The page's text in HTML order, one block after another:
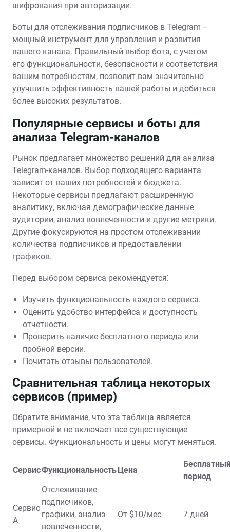
шифрования при авторизации.
Боты для отслеживания подписчиков в Telegram –
мощный инструмент для управления и развития
вашего канала. Правильный выбор бота, с учетом
его функциональности, безопасности и соответствия
вашим потребностям, позволит вам значительно
улучшить эффективность вашей работы и добиться
более высоких результатов.
Популярные сервисы и боты для
анализа Telegram-каналов
Рынок предлагает множество решений для анализа
Telegram-каналов. Выбор подходящего варианта
зависит от ваших потребностей и бюджета.
Некоторые сервисы предлагают расширенную
аналитику, включая демографические данные
аудитории, анализ вовлеченности и другие метрики.
Другие фокусируются на простом отслеживании
количества подписчиков и предоставлении
графиков.
Перед выбором сервиса рекомендуется⁚
Изучить функциональность каждого сервиса.
Оценить удобство интерфейса и доступность
отчетности.
Проверить наличие бесплатного периода или
пробной версии.
Почитать отзывы пользователей.
Сравнительная таблица некоторых
сервисов (пример)
Обратите внимание, что эта таблица является
примерной и не включает все существующие
сервисы. Функциональность и цены могут меняться.
СервисФункциональностьЦена
период
Сервис
A
Отслеживание
подписчиков,
графики, анализ
вовлеченности,
От $10/мес 7 дней